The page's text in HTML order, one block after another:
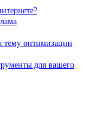
тему оптимизации
для вашего